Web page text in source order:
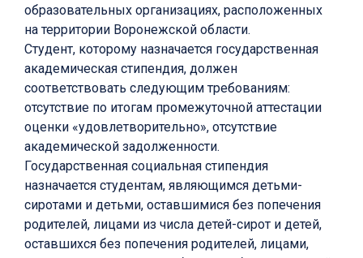
образовательных организациях, расположенных
на территории Воронежской области.
Студент, которому назначается государственная
академическая стипендия, должен
соответствовать следующим требованиям:
отсутствие по итогам промежуточной аттестации
оценки «удовлетворительно», отсутствие
академической задолженности.
Государственная социальная стипендия
назначается студентам, являющимся детьми-
сиротами и детьми, оставшимися без попечения
родителей, лицами из числа детей-сирот и детей,
оставшихся без попечения родителей, лицами,